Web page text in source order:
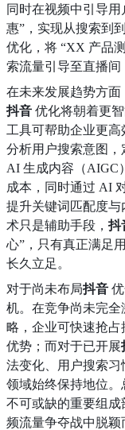
同时在视频中引导
惠”，实现从搜索到
优化，将 “XX 产品
索流量引导至直播间
在未来发展趋势方面
抖音 优化将朝着更
工具可帮助企业更
分析用户搜索意图，
AI 生成内容（AIGC
成本，同时通过 AI
提升关键词匹配度
术只是辅助手段， 抖
心”，只有真正满足
长久立足。
对于尚未布局抖音
机。在竞争尚未完
略，企业可快速抢
优势；而对于已开展
法变化、用户搜索
领域始终保持地位。
不可或缺的重要组
频流量争夺战中脱颖